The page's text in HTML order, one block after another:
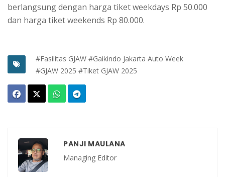
berlangsung dengan harga tiket weekdays Rp 50.000
dan harga tiket weekends Rp 80.000.
#Fasilitas GJAW #Gaikindo Jakarta Auto Week
#GJAW 2025 #Tiket GJAW 2025
PANJI MAULANA
Managing Editor